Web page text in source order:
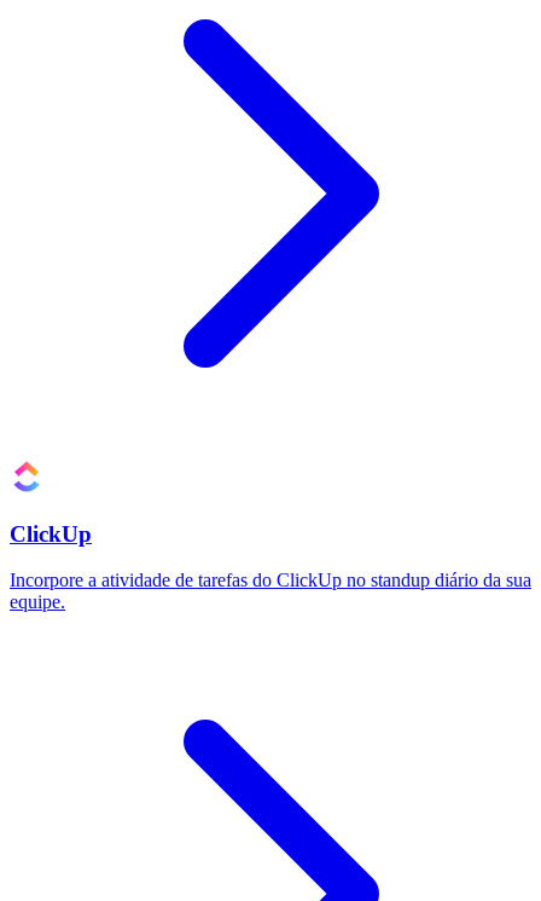
ClickUp
Incorpore a atividade de tarefas do ClickUp no standup diário da sua
equipe.